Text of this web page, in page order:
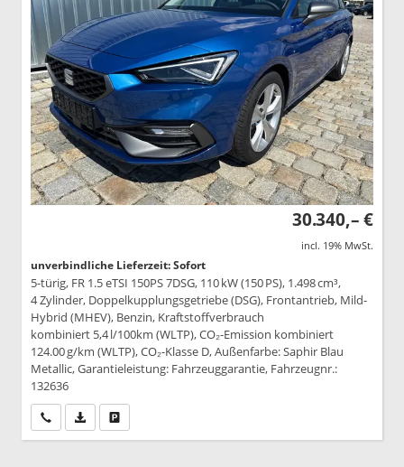
30.340,– €
incl. 19% MwSt.
unverbindliche Lieferzeit: Sofort
5-türig, FR 1.5 eTSI 150PS 7DSG, 110 kW (150 PS), 1.498 cm³,
4 Zylinder, Doppelkupplungsgetriebe (DSG), Frontantrieb, Mild-
Hybrid (MHEV), Benzin, Kraftstoffverbrauch
kombiniert 5,4 l/100km (WLTP), CO₂-Emission kombiniert
124.00 g/km (WLTP), CO₂-Klasse D, Außenfarbe: Saphir Blau
Metallic, Garantieleistung: Fahrzeuggarantie, Fahrzeugnr.:
132636
Wir rufen Sie anPDF-Datei, Fahrzeugexposé drucken